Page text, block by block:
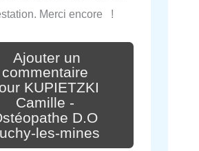
Merci encore !
Ajouter un
commentaire
KUPIETZKI
Camille -
D.O
les-mines